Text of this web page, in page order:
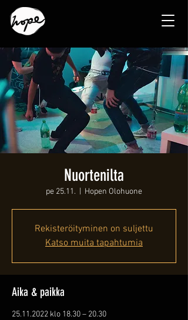
Nuortenilta
pe 25.11. Hopen Olohuone
Rekisteröityminen on suljettu
Katso muita tapahtumia
Aika & paikka
25.11.2022 klo 18.30 – 20.30